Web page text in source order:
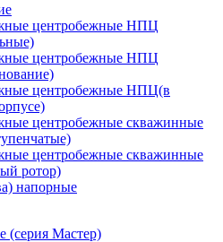
центробежные НПЦ
центробежные НПЦ
центробежные НПЦ(в
центробежные скважинные
центробежные скважинные
ротор)
напорные
(серия Мастер)